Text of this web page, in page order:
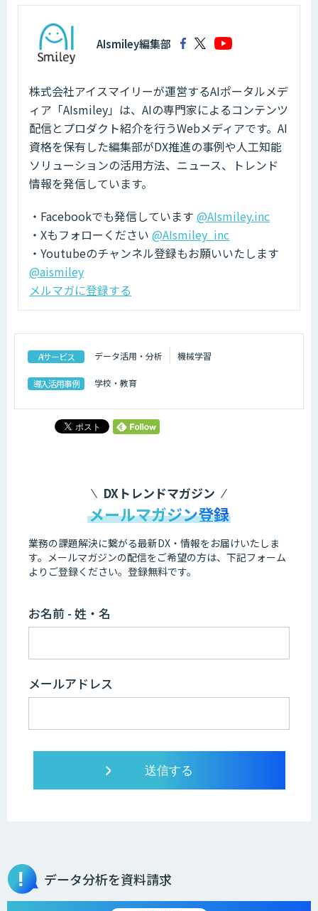
AIsmiley編集部
株式会社アイスマイリーが運営するAIポータルメデ
ィア「AIsmiley」は、AIの専門家によるコンテンツ
配信とプロダクト紹介を行うWebメディアです。AI
資格を保有した編集部がDX推進の事例や人工知能
ソリューションの活用方法、ニュース、トレンド
情報を発信しています。
・Facebookでも発信しています @AIsmiley.inc
・Xもフォローください @AIsmiley_inc
・Youtubeのチャンネル登録もお願いいたします
@aismiley
メルマガに登録する
AIサービス データ活用・分析 機械学習
導入活用事例 学校・教育
DXトレンドマガジン
メールマガジン登録
業務の課題解決に繋がる最新DX・情報をお届けいたしま
す。 メールマガジンの配信をご希望の方は、下記フォーム
よりご登録ください。登録無料です。
お名前 - 姓・名
メールアドレス
データ分析を資料請求